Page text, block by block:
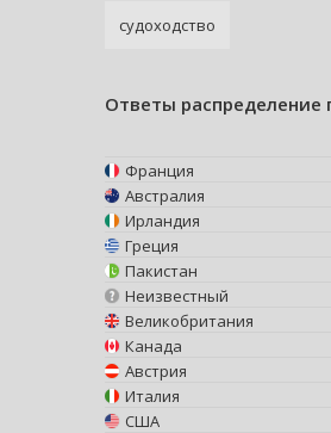
судоходство
Ответы распределение
Франция
Австралия
Ирландия
Греция
Пакистан
Неизвестный
Великобритания
Канада
Австрия
Италия
США